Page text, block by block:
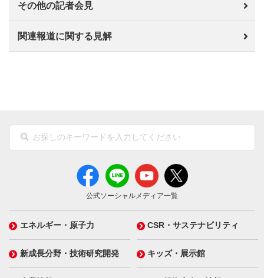
その他の記者会見
関連報道に関する見解
公式ソーシャルメディア一覧
エネルギー・原子力 CSR・サステナビリティ
新成長分野・技術研究開発 キッズ・展示館